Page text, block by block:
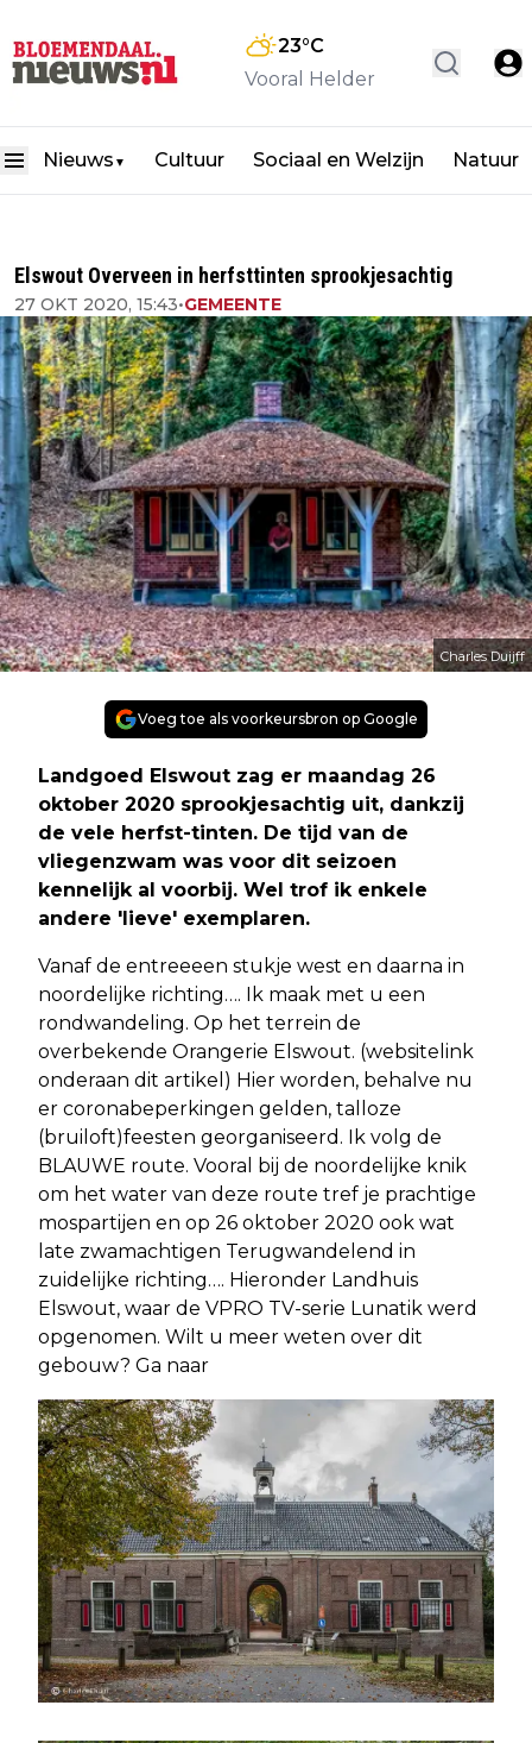
23°C
Vooral Helder
Nieuws ▼ Cultuur Sociaal en Welzijn Natuur
Elswout Overveen in herfsttinten sprookjesachtig
27 OKT 2020, 15:43•GEMEENTE
Charles Duijff
Voeg toe als voorkeursbron op Google
Landgoed Elswout zag er maandag 26
oktober 2020 sprookjesachtig uit, dankzij
de vele herfst-tinten. De tijd van de
vliegenzwam was voor dit seizoen
kennelijk al voorbij. Wel trof ik enkele
andere 'lieve' exemplaren.
Vanaf de entreeeen stukje west en daarna in
noordelijke richting…. Ik maak met u een
rondwandeling. Op het terrein de
overbekende Orangerie Elswout. (websitelink
onderaan dit artikel) Hier worden, behalve nu
er coronabeperkingen gelden, talloze
(bruiloft)feesten georganiseerd. Ik volg de
BLAUWE route. Vooral bij de noordelijke knik
om het water van deze route tref je prachtige
mospartijen en op 26 oktober 2020 ook wat
late zwamachtigen Terugwandelend in
zuidelijke richting…. Hieronder Landhuis
Elswout, waar de VPRO TV-serie Lunatik werd
opgenomen. Wilt u meer weten over dit
gebouw? Ga naar